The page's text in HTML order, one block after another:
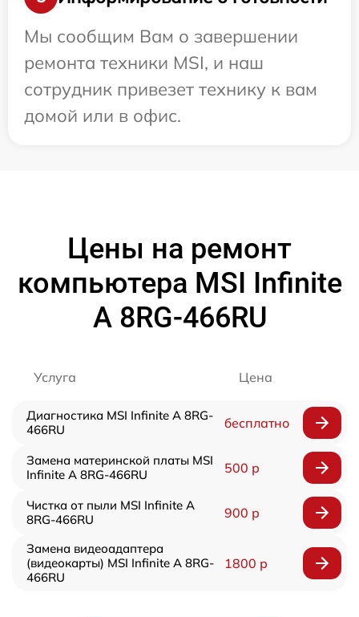
Мы сообщим Вам о завершении
ремонта техники MSI, и наш
сотрудник привезет технику к вам
домой или в офис.
Цены на ремонт
компьютера MSI Infinite
A 8RG-466RU
Услуга Цена
Диагностика MSI Infinite A 8RG-
466RU
бесплатно
Замена материнской платы MSI
Infinite A 8RG-466RU
500 р
Чистка от пыли MSI Infinite A
8RG-466RU
900 р
Замена видеоадаптера
(видеокарты) MSI Infinite A 8RG-
466RU
1800 р